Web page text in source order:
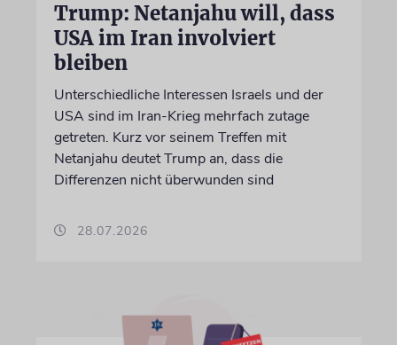
Trump: Netanjahu will, dass
USA im Iran involviert
bleiben
Unterschiedliche Interessen Israels und der
USA sind im Iran-Krieg mehrfach zutage
getreten. Kurz vor seinem Treffen mit
Netanjahu deutet Trump an, dass die
Differenzen nicht überwunden sind
28.07.2026